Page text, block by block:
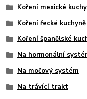
Koření mexické
Koření řecké kuchyně
Koření španělské
Na hormonální
Na močový systém
Na trávící trakt